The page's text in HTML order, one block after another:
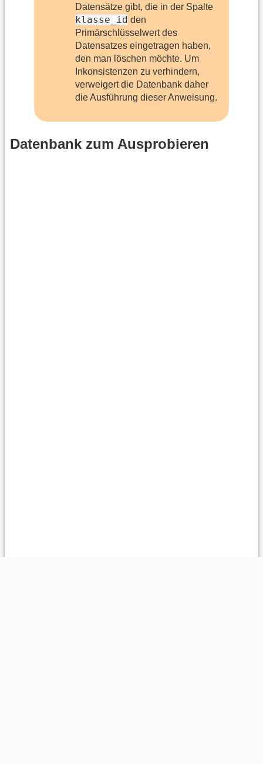
Datensätze gibt, die in der Spalte
klasse_id den
Primärschlüsselwert des
Datensatzes eingetragen haben,
den man löschen möchte. Um
Inkonsistenzen zu verhindern,
verweigert die Datenbank daher
die Ausführung dieser Anweisung.
Datenbank zum Ausprobieren